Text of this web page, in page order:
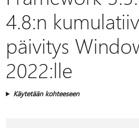
4.8:n
päivitys
2022:lle
Käytetään kohteeseen